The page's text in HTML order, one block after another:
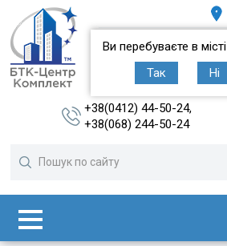
Ви перебуваєте в місті
Так
Ні
+38(0412) 44-50-24,
+38(068) 244-50-24